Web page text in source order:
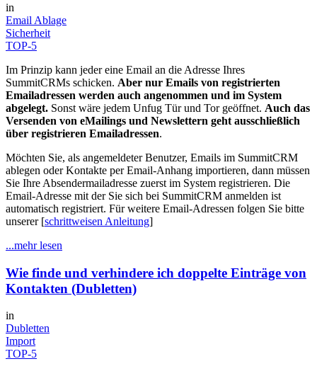
in
Email Ablage
Sicherheit
TOP-5
Im Prinzip kann jeder eine Email an die Adresse Ihres
SummitCRMs schicken. Aber nur Emails von registrierten
Emailadressen werden auch angenommen und im System
abgelegt. Sonst wäre jedem Unfug Tür und Tor geöffnet. Auch das
Versenden von eMailings und Newslettern geht ausschließlich
über registrieren Emailadressen.
Möchten Sie, als angemeldeter Benutzer, Emails im SummitCRM
ablegen oder Kontakte per Email-Anhang importieren, dann müssen
Sie Ihre Absendermailadresse zuerst im System registrieren. Die
Email-Adresse mit der Sie sich bei SummitCRM anmelden ist
automatisch registriert. Für weitere Email-Adressen folgen Sie bitte
unserer [schrittweisen Anleitung]
...mehr lesen
Wie finde und verhindere ich doppelte Einträge von
Kontakten (Dubletten)
in
Dubletten
Import
TOP-5